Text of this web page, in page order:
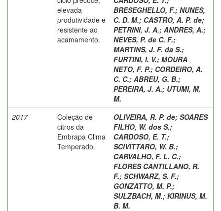
elevada
produtividade e
resistente ao
acamamento.
BRESEGHELLO, F.; NUNES,
C. D. M.; CASTRO, A. P. de;
PETRINI, J. A.; ANDRES, A.;
NEVES, P. de C. F.;
MARTINS, J. F. da S.;
FURTINI, I. V.; MOURA
NETO, F. P.; CORDEIRO, A.
C. C.; ABREU, G. B.;
PEREIRA, J. A.; UTUMI, M.
M.
2017
Coleção de
citros da
Embrapa Clima
Temperado.
OLIVEIRA, R. P. de; SOARES
FILHO, W. dos S.;
CARDOSO, E. T.;
SCIVITTARO, W. B.;
CARVALHO, F. L. C.;
FLORES CANTILLANO, R.
F.; SCHWARZ, S. F.;
GONZATTO, M. P.;
SULZBACH, M.; KIRINUS, M.
B. M.